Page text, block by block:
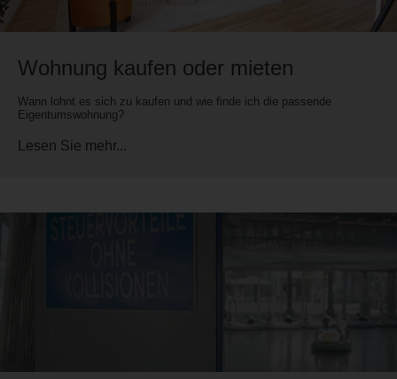
Wohnung kaufen oder mieten
Wann lohnt es sich zu kaufen und wie finde ich die passende
Eigentumswohnung?
Lesen Sie mehr...